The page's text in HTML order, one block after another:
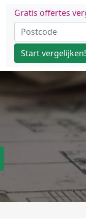
Gratis offertes
Start vergelijken!